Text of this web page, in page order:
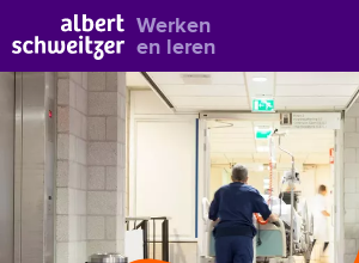
Werken
en leren
Vacatures
Vakgebieden
Opleidingen & Stages
Flexibel werken
Hoe wij het doen
Bekijk alle vacatures